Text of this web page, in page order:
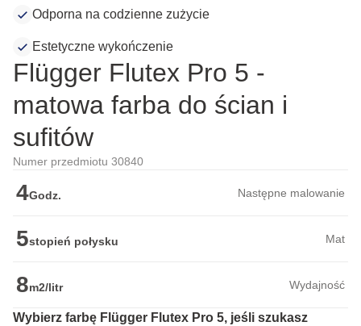
Odporna na codzienne zużycie
Estetyczne wykończenie
Flügger Flutex Pro 5 -
matowa farba do ścian i
sufitów
Numer przedmiotu 30840
4Godz. Następne malowanie
5stopień połysku Mat
8m2/litr Wydajność
Wybierz farbę Flügger Flutex Pro 5, jeśli szukasz